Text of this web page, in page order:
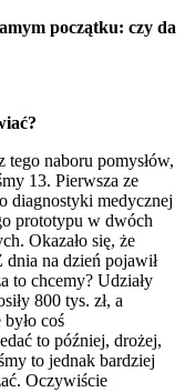
początku: czy da
naboru pomysłów,
13. Pierwsza ze
diagnostyki medycznej
prototypu w dwóch
Okazało się, że
dnia na dzień pojawił
to chcemy? Udziały
800 tys. zł, a
coś
to później, drożej,
to jednak bardziej
Oczywiście